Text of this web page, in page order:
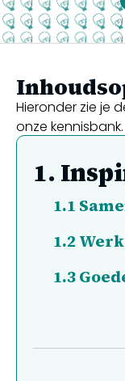
Hieronder zie je
onze kennisbank.
1.
1.1
1.2
1.3